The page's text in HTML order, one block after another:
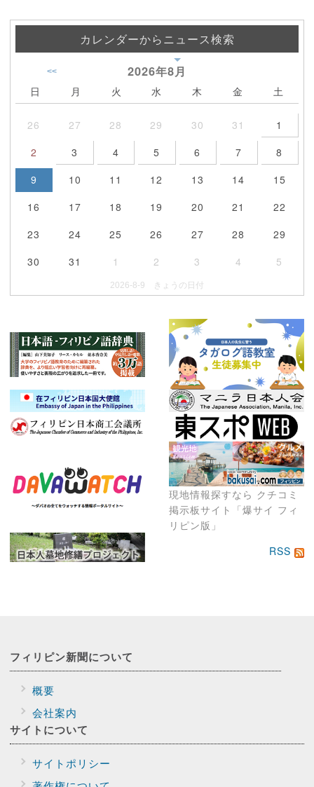
現地情報探すなら クチコミ
掲示板サイト「爆サイ フィ
リピン版」
カレンダーからニュース検索
2026年8月
<<
日 月 火 水 木 金 土
26 27 28 29 30 31
1
2
3 4 5 6 7
8
9
10 11 12 13 14
15
16
17 18 19 20 21
22
23
24 25 26 27 28
29
30
31 1 2 3 4 5
2026-8-9 きょうの日付
RSS
フィリピン新聞について
概要
会社案内
サイトについて
サイトポリシー